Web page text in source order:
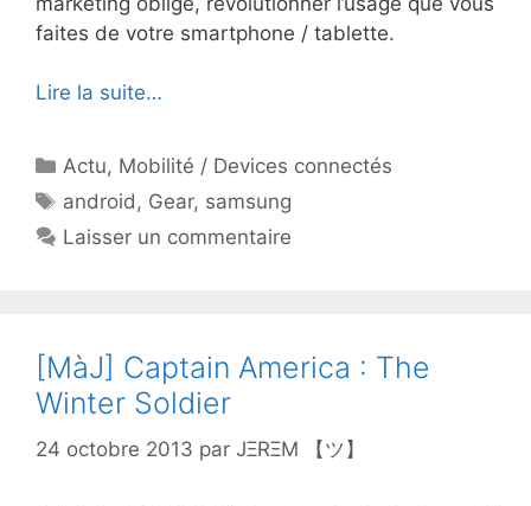
faites de votre smartphone / tablette.
Lire la suite…
Catégories
Actu, Mobilité / Devices connectés
Étiquettes
android, Gear, samsung
Laisser un commentaire
[MàJ] Captain America : The
Winter Soldier
24 octobre 2013 par JΞRΞM 【ツ】